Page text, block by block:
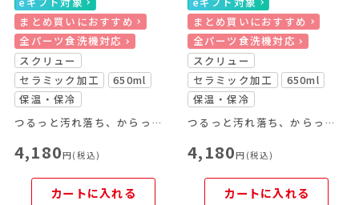
まとめ買いにおすすめ
全パーツ食洗機対応
スクリュー
セラミック加工
650ml
保温・保冷
つるっと汚れ落ち、からっと乾く！セラミック加工のスクリューマグ
4,180円(税込)
カートに入れる
まとめ買いにおすすめ
全パーツ食洗機対応
スクリュー
セラミック加工
650ml
保温・保冷
つるっと汚れ落ち、からっと乾く！セラミック加工のスクリューマグ
4,180円(税込)
カートに入れる